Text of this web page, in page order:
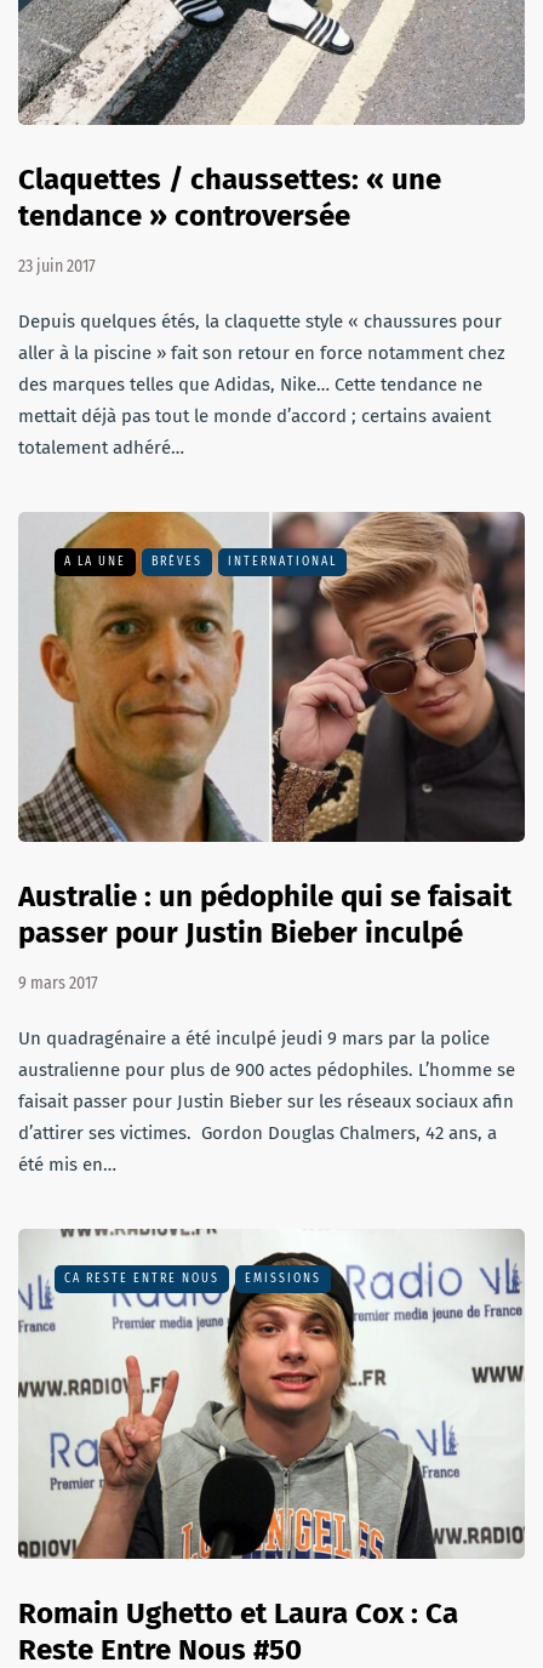
Claquettes / chaussettes: « une
tendance » controversée
23 juin 2017
Depuis quelques étés, la claquette style « chaussures pour
aller à la piscine » fait son retour en force notamment chez
des marques telles que Adidas, Nike… Cette tendance ne
mettait déjà pas tout le monde d’accord ; certains avaient
totalement adhéré…
A LA UNE BRÈVES INTERNATIONAL
Australie : un pédophile qui se faisait
passer pour Justin Bieber inculpé
9 mars 2017
Un quadragénaire a été inculpé jeudi 9 mars par la police
australienne pour plus de 900 actes pédophiles. L’homme se
faisait passer pour Justin Bieber sur les réseaux sociaux afin
d’attirer ses victimes. Gordon Douglas Chalmers, 42 ans, a
été mis en…
CA RESTE ENTRE NOUS EMISSIONS
Romain Ughetto et Laura Cox : Ca
Reste Entre Nous #50